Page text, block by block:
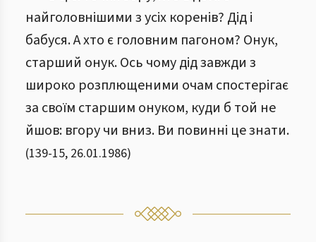
найголовнішими з усіх коренів? Дід і
бабуся. А хто є головним пагоном? Онук,
старший онук. Ось чому дід завжди з
широко розплющеними очам спостерігає
за своїм старшим онуком, куди б той не
йшов: вгору чи вниз. Ви повинні це знати.
(139-15, 26.01.1986)